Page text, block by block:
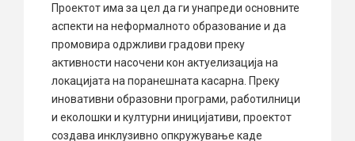
Проектот има за цел да ги унапреди основните
аспекти на неформалното образование и да
промовира одржливи градови преку
активности насочени кон актуелизација на
локацијата на поранешната касарна. Преку
иновативни образовни програми, работилници
и еколошки и културни иницијативи, проектот
создава инклузивно опкружување каде